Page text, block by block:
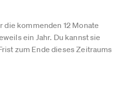
kommenden 12 Monate
ein Jahr. Du kannst sie
zum Ende dieses Zeitraums